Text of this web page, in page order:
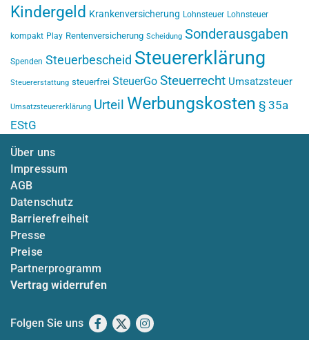
Kindergeld Krankenversicherung Lohnsteuer Lohnsteuer
kompakt Play Rentenversicherung Scheidung Sonderausgaben
Spenden Steuerbescheid Steuererklärung
Steuererstattung steuerfrei SteuerGo Steuerrecht Umsatzsteuer
Umsatzsteuererklärung Urteil Werbungskosten § 35a
EStG
Über uns
Impressum
AGB
Datenschutz
Barrierefreiheit
Presse
Preise
Partnerprogramm
Vertrag widerrufen
Folgen Sie uns Facebook
X Instagram